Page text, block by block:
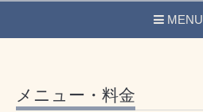
MENU
メニュー・料金